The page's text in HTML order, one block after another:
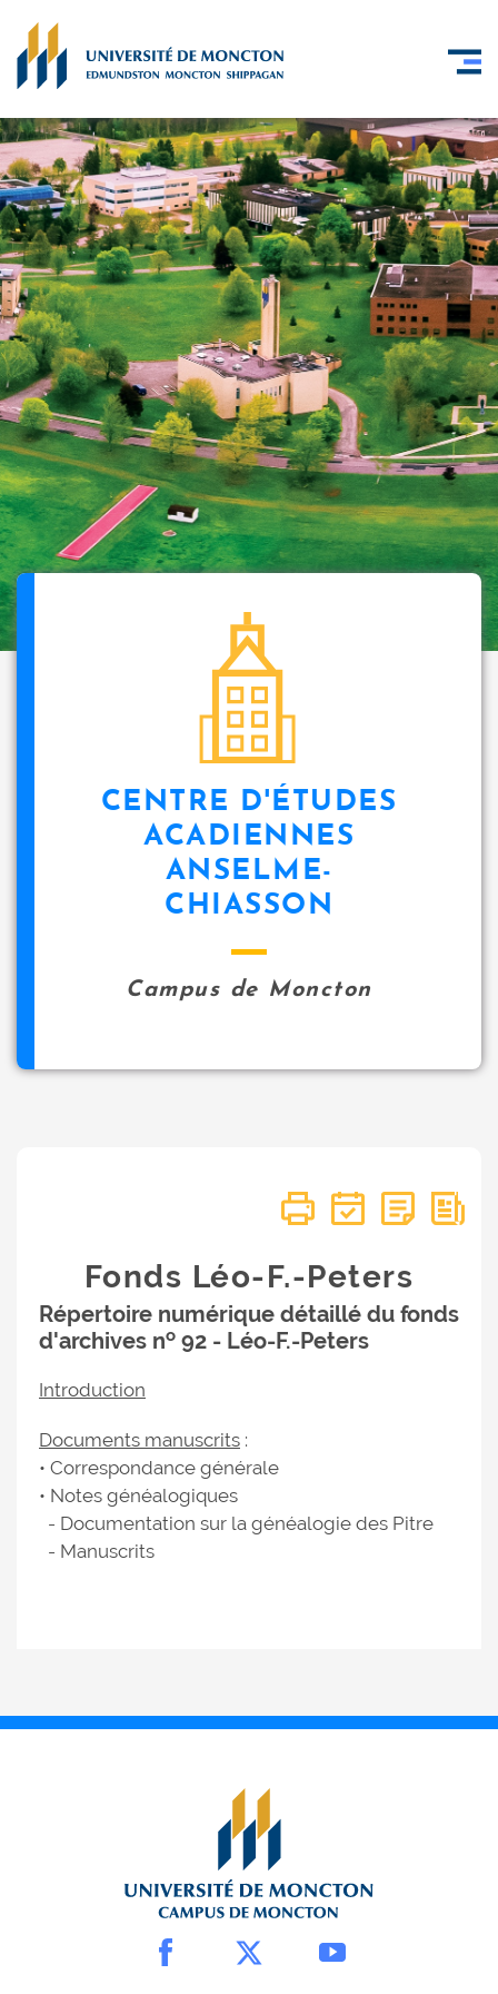
CENTRE D'ÉTUDES
ACADIENNES
ANSELME-
CHIASSON
Campus de Moncton
Fonds Léo-F.-Peters
Répertoire numérique détaillé du fonds
d'archives no 92 - Léo-F.-Peters
Introduction
Documents manuscrits :
• Correspondance générale
• Notes généalogiques
- Documentation sur la généalogie des Pitre
- Manuscrits